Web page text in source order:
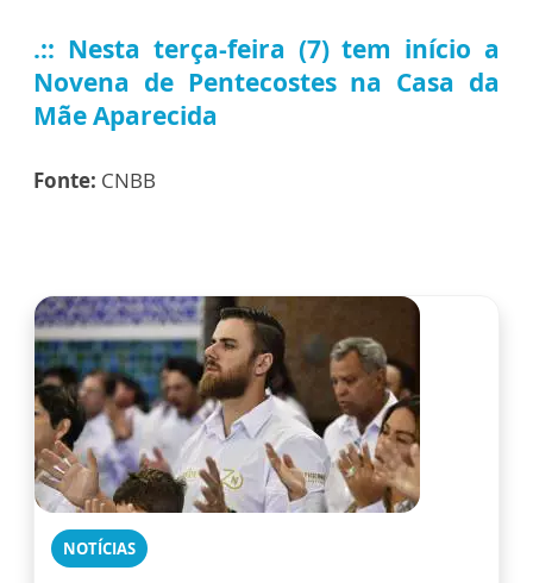
.:: Nesta terça-feira (7) tem início a
Novena de Pentecostes na Casa da
Mãe Aparecida
Fonte: CNBB
NOTÍCIAS